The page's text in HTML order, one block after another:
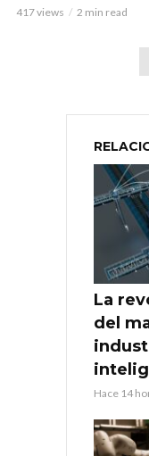
417 views 2 min read
La
del
Hace 14